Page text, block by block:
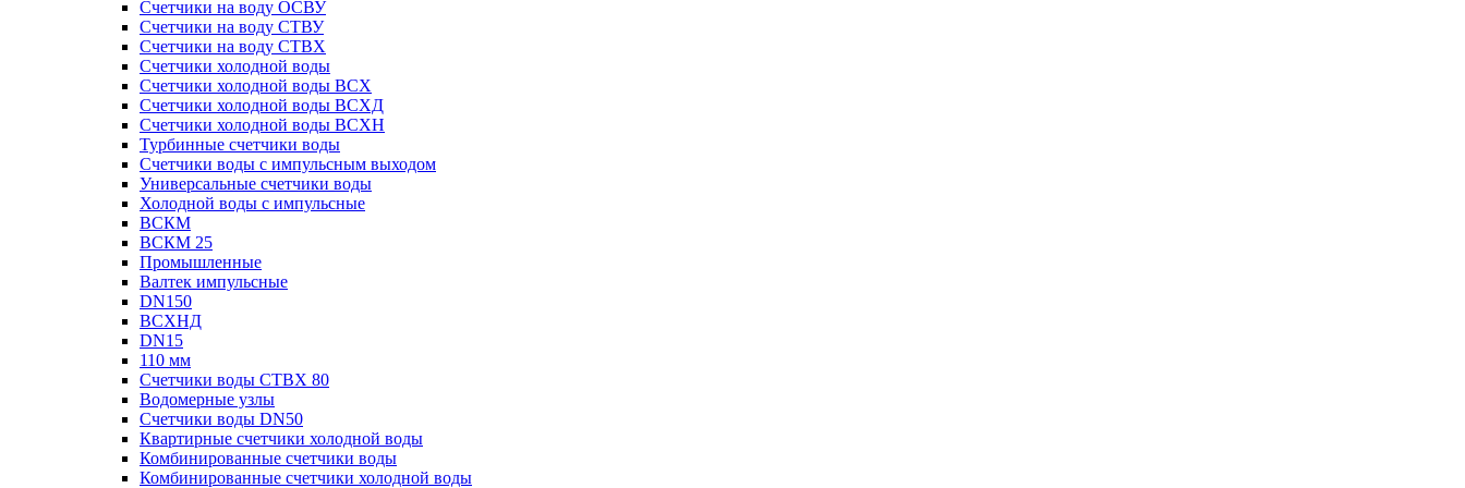
Счетчики на воду ОСВУ
Счетчики на воду СТВУ
Счетчики на воду СТВХ
Счетчики холодной воды
Счетчики холодной воды ВСХ
Счетчики холодной воды ВСХД
Счетчики холодной воды ВСХН
Турбинные счетчики воды
Счетчики воды с импульсным выходом
Универсальные счетчики воды
Холодной воды с импульсные
ВСКМ
ВСКМ 25
Промышленные
Валтек импульсные
DN150
ВСХНД
DN15
110 мм
Счетчики воды СТВХ 80
Водомерные узлы
Счетчики воды DN50
Квартирные счетчики холодной воды
Комбинированные счетчики воды
Комбинированные счетчики холодной воды